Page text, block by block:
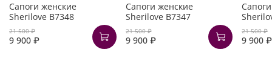
Сапоги женские
Sherilove B7348
21 500 ₽
9 900 ₽
Сапоги женские
Sherilove B7347
21 500 ₽
9 900 ₽
21 500 ₽
9 900 ₽